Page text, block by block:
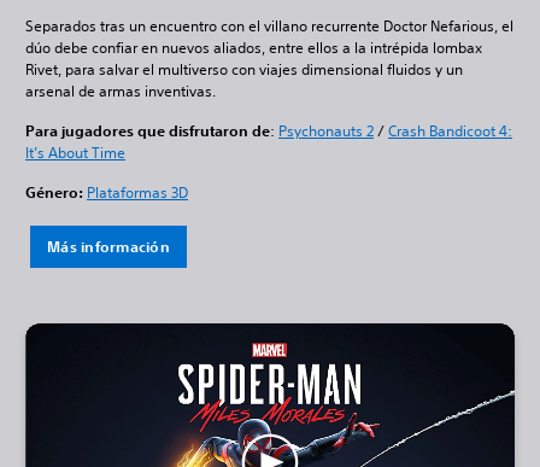
Separados tras un encuentro con el villano recurrente Doctor Nefarious, el
dúo debe confiar en nuevos aliados, entre ellos a la intrépida lombax
Rivet, para salvar el multiverso con viajes dimensional fluidos y un
arsenal de armas inventivas.
Para jugadores que disfrutaron de: Psychonauts 2/Crash Bandicoot 4:
It’s About Time
Género: Plataformas 3D
Más información